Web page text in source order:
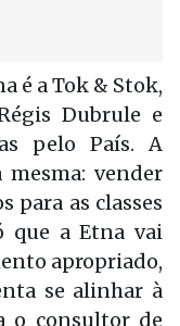
é a Tok & Stok,
Dubrule e
pelo País. A
mesma: vender
para as classes
que a Etna vai
apropriado,
se alinhar à
o consultor de